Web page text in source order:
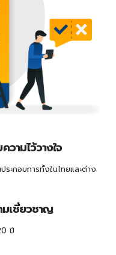
วามไว้วางใจ
ะกอบการทั้งในไทยและต่าง
มเชี่ยวชาญ
ปี